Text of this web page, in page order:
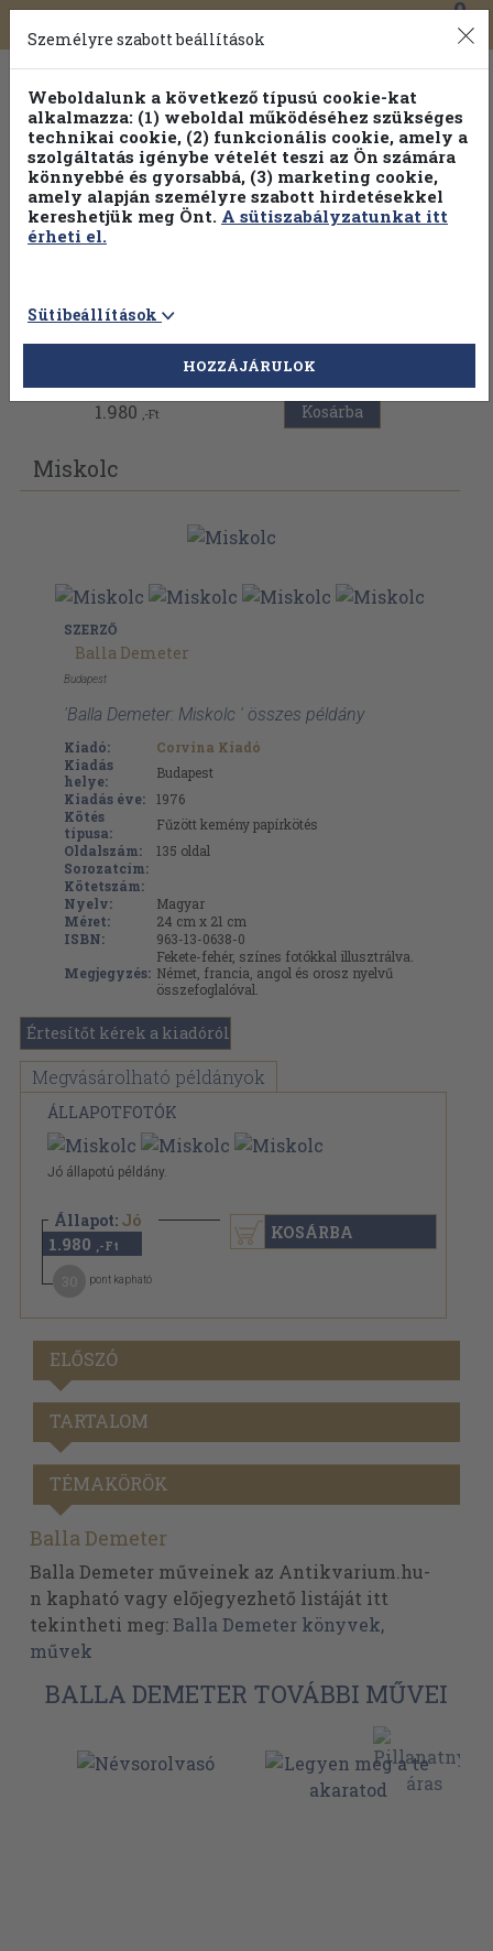
Toggle
navigation
0
Vissza az előző oldalra
1.980 ,-Ft Kosárba
Miskolc
SZERZŐ
Balla Demeter
Budapest
'Balla Demeter: Miskolc ' összes példány
Kiadó:
Corvina Kiadó
Kiadás
helye:
Budapest
Kiadás éve:
1976
Kötés
típusa:
Fűzött kemény papírkötés
Oldalszám:
135 oldal
Sorozatcím:
Kötetszám:
Nyelv:
Magyar
Méret:
24 cm x 21 cm
ISBN:
963-13-0638-0
Megjegyzés:
Fekete-fehér, színes fotókkal illusztrálva.
Német, francia, angol és orosz nyelvű
összefoglalóval.
Értesítőt kérek a kiadóról
Megvásárolható példányok
ÁLLAPOTFOTÓK
Jó állapotú példány.
Állapot: Jó
1.980 ,-Ft
pont kapható
KOSÁRBA
ELŐSZÓ
TARTALOM
TÉMAKÖRÖK
Balla Demeter
Balla Demeter műveinek az Antikvarium.hu-
n kapható vagy előjegyezhető listáját itt
tekintheti meg:Balla Demeter könyvek,
művek
BALLA DEMETER TOVÁBBI MŰVEI
Személyre szabott beállítások
Weboldalunk a következő típusú cookie-kat
alkalmazza: (1) weboldal működéséhez szükséges
technikai cookie, (2) funkcionális cookie, amely a
szolgáltatás igénybe vételét teszi az Ön számára
könnyebbé és gyorsabbá, (3) marketing cookie,
amely alapján személyre szabott hirdetésekkel
kereshetjük meg Önt. A sütiszabályzatunkat itt
érheti el.
Sütibeállítások
HOZZÁJÁRULOK